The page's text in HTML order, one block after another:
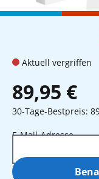
Aktuell vergriffen
89,95 €
30-Tage-Bestpreis:
E-Mail-Adresse